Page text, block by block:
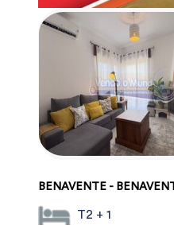
BENAVENTE -
T2 + 1